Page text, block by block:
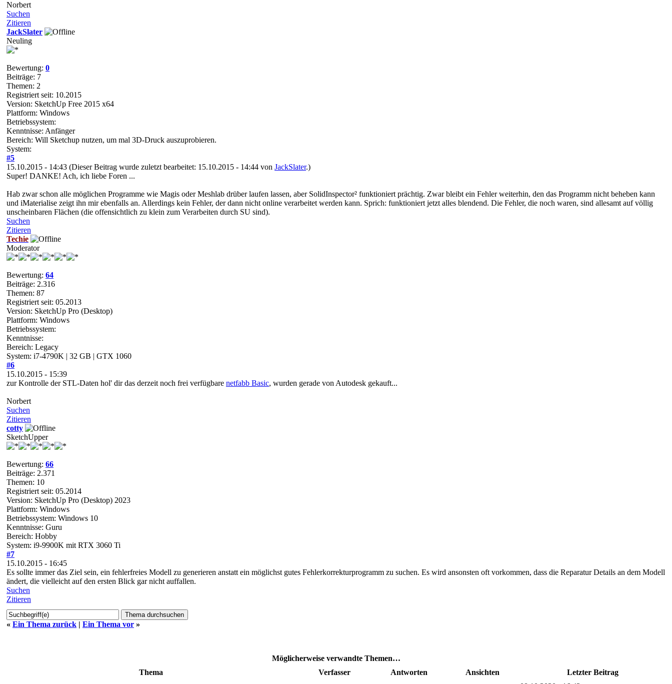
Norbert
Suchen
Zitieren
JackSlater
Neuling
Bewertung: 0
Beiträge: 7
Themen: 2
Registriert seit: 10.2015
Version: SketchUp Free 2015 x64
Plattform: Windows
Betriebssystem:
Kenntnisse: Anfänger
Bereich: Will Sketchup nutzen, um mal 3D-Druck auszuprobieren.
System:
#5
15.10.2015 - 14:43 (Dieser Beitrag wurde zuletzt bearbeitet: 15.10.2015 - 14:44 von JackSlater.)
Super! DANKE! Ach, ich liebe Foren ...
Hab zwar schon alle möglichen Programme wie Magis oder Meshlab drüber laufen lassen, aber SolidInspector² funktioniert prächtig. Zwar bleibt ein Fehler weiterhin, den das Programm nicht beheben kann
und iMaterialise zeigt ihn mir ebenfalls an. Allerdings kein Fehler, der dann nicht online verarbeitet werden kann. Sprich: funktioniert jetzt alles blendend. Die Fehler, die noch waren, sind allesamt auf völlig
unscheinbaren Flächen (die offensichtlich zu klein zum Verarbeiten durch SU sind).
Suchen
Zitieren
Techie
Moderator
Bewertung: 64
Beiträge: 2.316
Themen: 87
Registriert seit: 05.2013
Version: SketchUp Pro (Desktop)
Plattform: Windows
Betriebssystem:
Kenntnisse:
Bereich: Legacy
System: i7-4790K | 32 GB | GTX 1060
#6
15.10.2015 - 15:39
zur Kontrolle der STL-Daten hol' dir das derzeit noch frei verfügbare netfabb Basic, wurden gerade von Autodesk gekauft...
Norbert
Suchen
Zitieren
cotty
SketchUpper
Bewertung: 66
Beiträge: 2.371
Themen: 10
Registriert seit: 05.2014
Version: SketchUp Pro (Desktop) 2023
Plattform: Windows
Betriebssystem: Windows 10
Kenntnisse: Guru
Bereich: Hobby
System: i9-9900K mit RTX 3060 Ti
#7
15.10.2015 - 16:45
Es sollte immer das Ziel sein, ein fehlerfreies Modell zu generieren anstatt ein möglichst gutes Fehlerkorrekturprogramm zu suchen. Es wird ansonsten oft vorkommen, dass die Reparatur Details an dem Modell
ändert, die vielleicht auf den ersten Blick gar nicht auffallen.
Suchen
Zitieren
« Ein Thema zurück | Ein Thema vor »
Möglicherweise verwandte Themen…
Thema
Verfasser Antworten Ansichten
Letzter Beitrag